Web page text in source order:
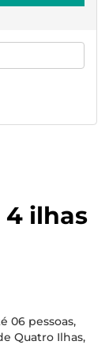
4 ilhas
06 pessoas,
Quatro Ilhas,